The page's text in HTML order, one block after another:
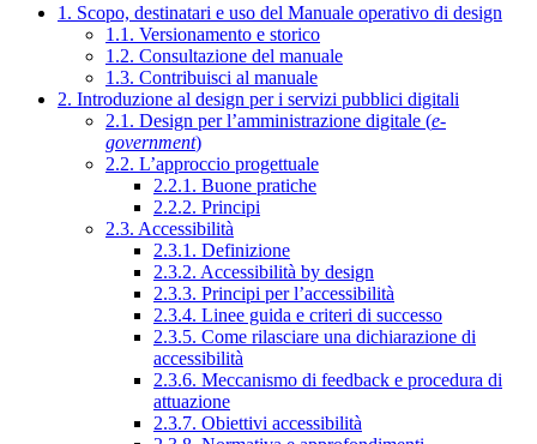
1. Scopo, destinatari e uso del Manuale operativo di design
1.1. Versionamento e storico
1.2. Consultazione del manuale
1.3. Contribuisci al manuale
2. Introduzione al design per i servizi pubblici digitali
2.1. Design per l’amministrazione digitale (e-
government)
2.2. L’approccio progettuale
2.2.1. Buone pratiche
2.2.2. Principi
2.3. Accessibilità
2.3.1. Definizione
2.3.2. Accessibilità by design
2.3.3. Principi per l’accessibilità
2.3.4. Linee guida e criteri di successo
2.3.5. Come rilasciare una dichiarazione di
accessibilità
2.3.6. Meccanismo di feedback e procedura di
attuazione
2.3.7. Obiettivi accessibilità